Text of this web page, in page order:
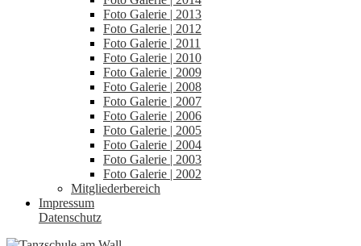
Foto Galerie | 2013
Foto Galerie | 2012
Foto Galerie | 2011
Foto Galerie | 2010
Foto Galerie | 2009
Foto Galerie | 2008
Foto Galerie | 2007
Foto Galerie | 2006
Foto Galerie | 2005
Foto Galerie | 2004
Foto Galerie | 2003
Foto Galerie | 2002
Mitgliederbereich
Impressum
Datenschutz